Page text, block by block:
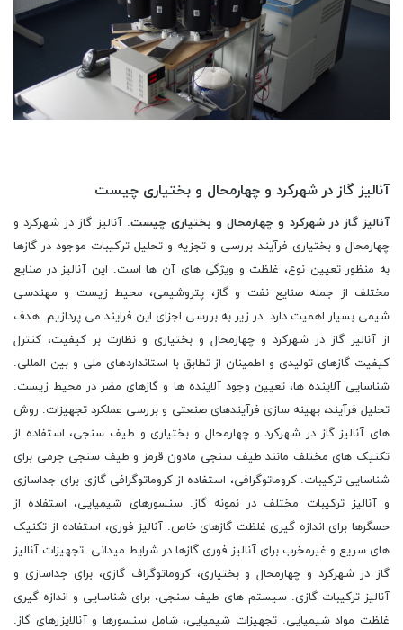
آنالیز گاز در شهرکرد و چهارمحال و بختیاری چیست
آنالیز گاز در شهرکرد و چهارمحال و بختیاری چیست. آنالیز گاز در شهرکرد و
چهارمحال و بختیاری فرآیند بررسی و تجزیه و تحلیل ترکیبات موجود در گازها
به منظور تعیین نوع، غلظت و ویژگی های آن ها است. این آنالیز در صنایع
مختلف از جمله صنایع نفت و گاز، پتروشیمی، محیط زیست و مهندسی
شیمی بسیار اهمیت دارد. در زیر به بررسی اجزای این فرایند می پردازیم. هدف
از آنالیز گاز در شهرکرد و چهارمحال و بختیاری و نظارت بر کیفیت، کنترل
کیفیت گازهای تولیدی و اطمینان از تطابق با استانداردهای ملی و بین المللی.
شناسایی آلاینده ها، تعیین وجود آلاینده ها و گازهای مضر در محیط زیست.
تحلیل فرآیند، بهینه سازی فرآیندهای صنعتی و بررسی عملکرد تجهیزات. روش
های آنالیز گاز در شهرکرد و چهارمحال و بختیاری و طیف سنجی، استفاده از
تکنیک های مختلف مانند طیف سنجی مادون قرمز و طیف سنجی جرمی برای
شناسایی ترکیبات. کروماتوگرافی، استفاده از کروماتوگرافی گازی برای جداسازی
و آنالیز ترکیبات مختلف در نمونه گاز. سنسورهای شیمیایی، استفاده از
حسگرها برای اندازه گیری غلظت گازهای خاص. آنالیز فوری، استفاده از تکنیک
های سریع و غیرمخرب برای آنالیز فوری گازها در شرایط میدانی. تجهیزات آنالیز
گاز در شهرکرد و چهارمحال و بختیاری، کروماتوگراف گازی، برای جداسازی و
آنالیز ترکیبات گازی. سیستم های طیف سنجی، برای شناسایی و اندازه گیری
غلظت مواد شیمیایی. تجهیزات شیمیایی، شامل سنسورها و آنالایزرهای گاز.